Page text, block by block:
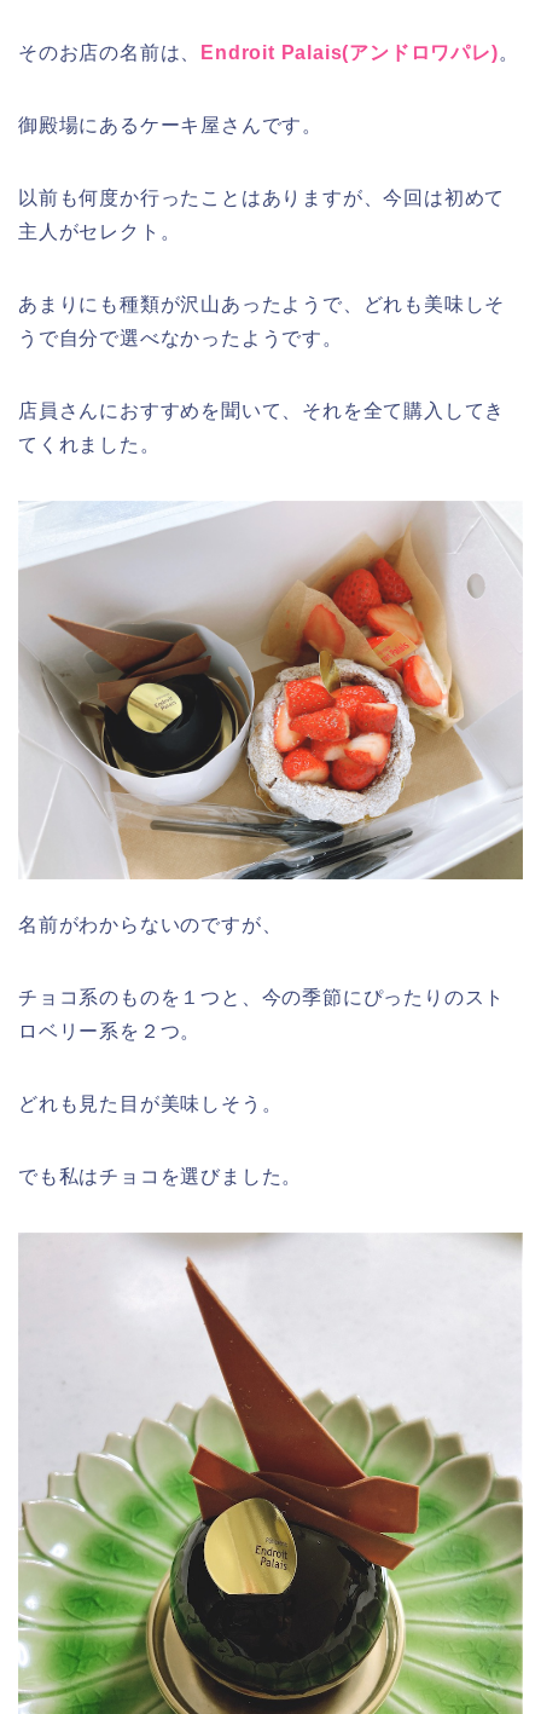
そのお店の名前は、 Endroit Palais(アンドロワパレ)。
御殿場にあるケーキ屋さんです。
以前も何度か行ったことはありますが、今回は初めて
主人がセレクト。
あまりにも種類が沢山あったようで、どれも美味しそ
うで自分で選べなかったようです。
店員さんにおすすめを聞いて、それを全て購入してき
てくれました。
名前がわからないのですが、
チョコ系のものを１つと、今の季節にぴったりのスト
ロベリー系を２つ。
どれも見た目が美味しそう。
でも私はチョコを選びました。